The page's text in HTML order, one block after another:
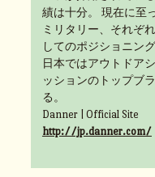
績は十分。 現在に至
ミリタリー、それぞ
してのポジショニング
日本ではアウトドア
ッションのトップブ
る。
Danner | Official Site
http://jp.danner.com/